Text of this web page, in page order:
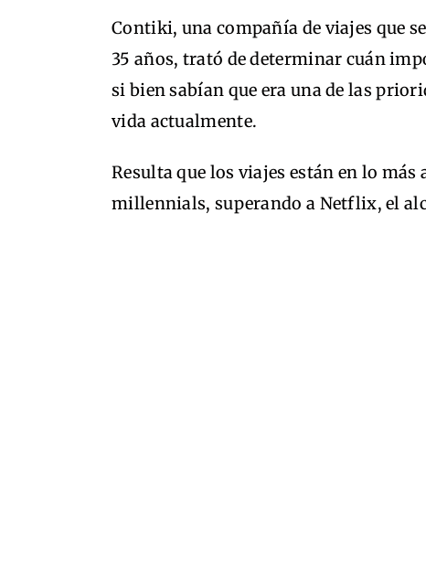
Contiki, una compañía de viajes que
35 años, trató de determinar cuán
si bien sabían que era una de las
vida actualmente.
Resulta que los viajes están en lo
millennials, superando a Netflix, el